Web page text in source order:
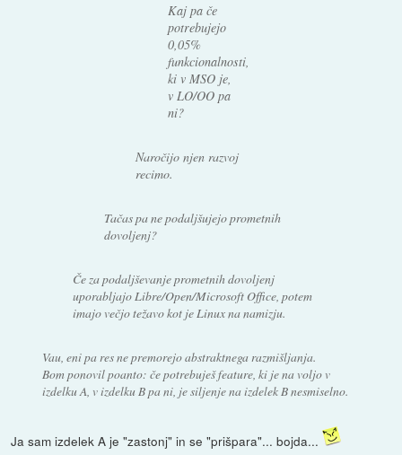
Kaj pa če
potrebujejo
0,05%
funkcionalnosti,
ki v MSO je,
v LO/OO pa
ni?
Naročijo njen razvoj
recimo.
Tačas pa ne podaljšujejo prometnih
dovoljenj?
Če za podaljševanje prometnih dovoljenj
uporabljajo Libre/Open/Microsoft Office, potem
imajo večjo težavo kot je Linux na namizju.
Vau, eni pa res ne premorejo abstraktnega razmišljanja.
Bom ponovil poanto: če potrebuješ feature, ki je na voljo v
izdelku A, v izdelku B pa ni, je siljenje na izdelek B nesmiselno.
Ja sam izdelek A je "zastonj" in se "prišpara"... bojda...